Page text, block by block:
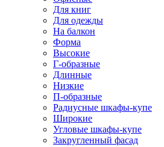
Для книг
Для одежды
На балкон
Форма
Высокие
Г-образные
Длинные
Низкие
П-образные
Радиусные шкафы-купе
Широкие
Угловые шкафы-купе
Закругленный фасад